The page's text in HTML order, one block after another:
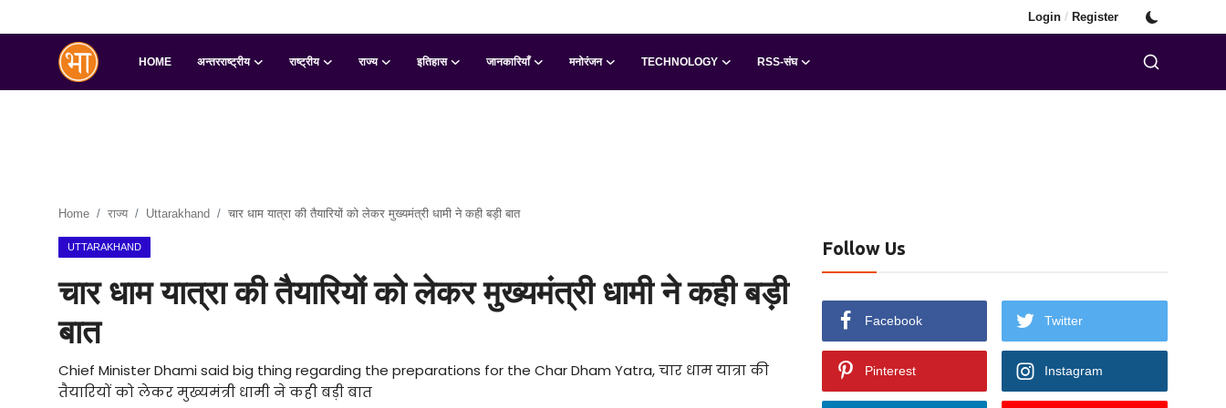
Login / Register
HOME अन्तरराष्ट्रीय राष्ट्रीय राज्य इतिहास जानकारियाँ मनोरंजन TECHNOLOGY RSS-संघ
Home राज्य Uttarakhand चार धाम यात्रा की तैयारियों को लेकर मुख्यमंत्री धामी ने कही बड़ी बात
UTTARAKHAND
चार धाम यात्रा की तैयारियों को लेकर मुख्यमंत्री धामी ने कही बड़ी
बात
Chief Minister Dhami said big thing regarding the preparations for the Char Dham Yatra, चार धाम यात्रा की
तैयारियों को लेकर मुख्यमंत्री धामी ने कही बड़ी बात
Follow Us
Facebook Twitter
Pinterest Instagram